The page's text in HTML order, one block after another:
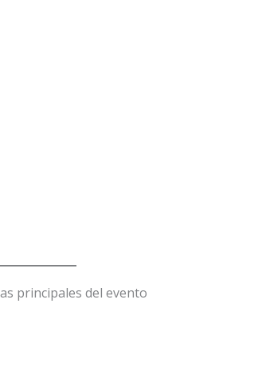
principales del evento